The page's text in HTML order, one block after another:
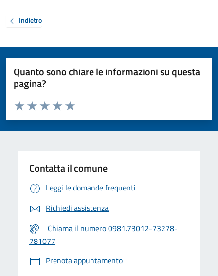
Indietro
Quanto sono chiare le informazioni su questa
pagina?
Valuta da 1 a 5 stelle la pagina
Valuta 5 stelle su 5
Valuta 4 stelle su 5
Valuta 3 stelle su 5
Valuta 2 stelle su 5
Valuta 1 stelle su 5
Contatta il comune
Leggi le domande frequenti
Richiedi assistenza
Chiama il numero 0981.73012-73278-
781077
Prenota appuntamento